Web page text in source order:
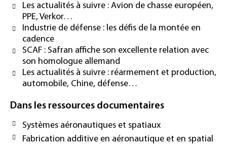
Les actualités à suivre : Avion de chasse européen,
PPE, Verkor…
Industrie de défense : les défis de la montée en
cadence
SCAF : Safran affiche son excellente relation avec
son homologue allemand
Les actualités à suivre : réarmement et production,
automobile, Chine, défense…
Dans les ressources documentaires
Systèmes aéronautiques et spatiaux
Fabrication additive en aéronautique et en spatial